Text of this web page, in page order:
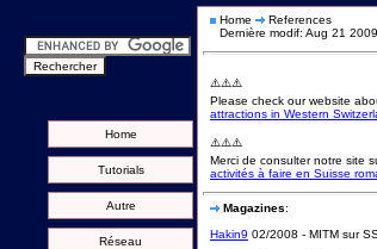
Home
Tutorials
Autre
Réseau
Home
References
Dernière modif: Aug 21 2009
⚠️⚠️⚠️
Please check our website
attractions in Western
⚠️⚠️⚠️
Merci de consulter notre site
activités à faire en Suisse
Magazines:
Hakin9 02/2008 - MITM sur